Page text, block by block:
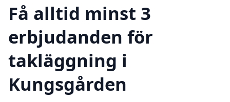
Få alltid minst 3
erbjudanden för
takläggning i
Kungsgården